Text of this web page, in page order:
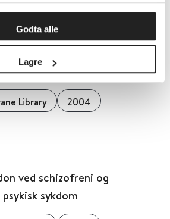
Godta alle
Lagre
Library 2004
ved schizofreni og
sykdom